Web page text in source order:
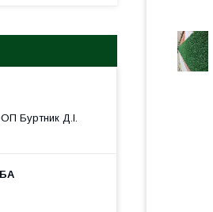
Буртник Д.І.